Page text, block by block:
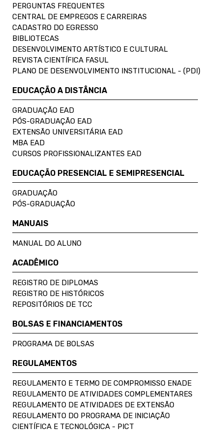
PERGUNTAS FREQUENTES
CENTRAL DE EMPREGOS E CARREIRAS
CADASTRO DO EGRESSO
BIBLIOTECAS
DESENVOLVIMENTO ARTÍSTICO E CULTURAL
REVISTA CIENTÍFICA FASUL
PLANO DE DESENVOLVIMENTO INSTITUCIONAL - (PDI)
EDUCAÇÃO A DISTÂNCIA
GRADUAÇÃO EAD
PÓS-GRADUAÇÃO EAD
EXTENSÃO UNIVERSITÁRIA EAD
MBA EAD
CURSOS PROFISSIONALIZANTES EAD
EDUCAÇÃO PRESENCIAL E SEMIPRESENCIAL
GRADUAÇÃO
PÓS-GRADUAÇÃO
MANUAIS
MANUAL DO ALUNO
ACADÊMICO
REGISTRO DE DIPLOMAS
REGISTRO DE HISTÓRICOS
REPOSITÓRIOS DE TCC
BOLSAS E FINANCIAMENTOS
PROGRAMA DE BOLSAS
REGULAMENTOS
REGULAMENTO E TERMO DE COMPROMISSO ENADE
REGULAMENTO DE ATIVIDADES COMPLEMENTARES
REGULAMENTO DE ATIVIDADES DE EXTENSÃO
REGULAMENTO DO PROGRAMA DE INICIAÇÃO
CIENTÍFICA E TECNOLÓGICA - PICT